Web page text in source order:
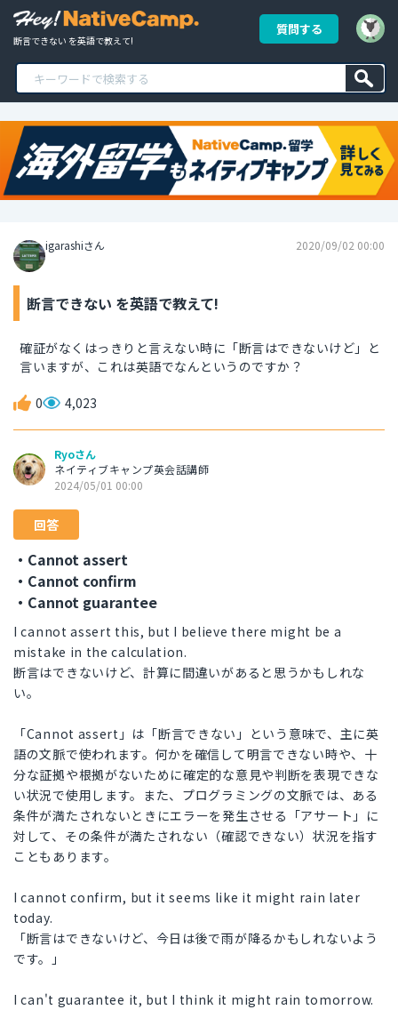
断言できない を英語で教えて!
質問する
igarashiさん 2020/09/02 00:00
断言できない を英語で教えて!
確証がなくはっきりと言えない時に「断言はできないけど」と
言いますが、これは英語でなんというのですか？
0 4,023
Ryoさん
ネイティブキャンプ英会話講師
2024/05/01 00:00
回答
・Cannot assert
・Cannot confirm
・Cannot guarantee
I cannot assert this, but I believe there might be a
mistake in the calculation.
断言はできないけど、計算に間違いがあると思うかもしれな
い。
「Cannot assert」は「断言できない」という意味で、主に英
語の文脈で使われます。何かを確信して明言できない時や、十
分な証拠や根拠がないために確定的な意見や判断を表現できな
い状況で使用します。また、プログラミングの文脈では、ある
条件が満たされないときにエラーを発生させる「アサート」に
対して、その条件が満たされない（確認できない）状況を指す
こともあります。
I cannot confirm, but it seems like it might rain later
today.
「断言はできないけど、今日は後で雨が降るかもしれないよう
です。」
I can't guarantee it, but I think it might rain tomorrow.